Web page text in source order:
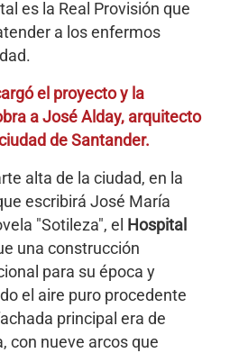
es la Real Provisión que
a los enfermos
el proyecto y la
a José Alday, arquitecto
de Santander.
alta de la ciudad, en la
escribirá José María
"Sotileza", el
Hospital
una construcción
para su época y
el aire puro procedente
principal era de
con nueve arcos que